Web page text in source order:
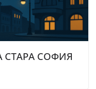
СОФИЯ